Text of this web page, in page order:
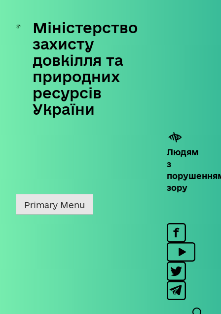
Skip
content
Міністерство
захисту
довкілля та
природних
ресурсів
України
Людям
з
зору
Primary Menu